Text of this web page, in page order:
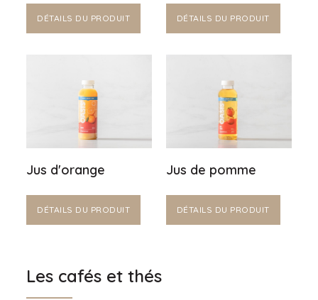
DÉTAILS DU PRODUIT DÉTAILS DU PRODUIT
Jus d'orange
DÉTAILS DU PRODUIT
Jus de pomme
DÉTAILS DU PRODUIT
Les cafés et thés